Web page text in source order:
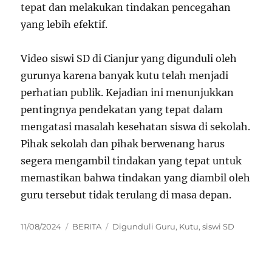
tepat dan melakukan tindakan pencegahan
yang lebih efektif.
Video siswi SD di Cianjur yang digunduli oleh
gurunya karena banyak kutu telah menjadi
perhatian publik. Kejadian ini menunjukkan
pentingnya pendekatan yang tepat dalam
mengatasi masalah kesehatan siswa di sekolah.
Pihak sekolah dan pihak berwenang harus
segera mengambil tindakan yang tepat untuk
memastikan bahwa tindakan yang diambil oleh
guru tersebut tidak terulang di masa depan.
Posted
11/08/2024 Categories
BERITA Tags
Digunduli Guru, Kutu,siswi SD